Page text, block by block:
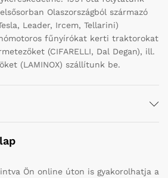
Olaszországból származó
Leader, Ircem, Tellarini)
fűnyírókat kerti traktorokat
(CIFARELLI, Dal Degan), ill.
(LAMINOX) szállítunk be.
Ön online úton is gyakorolhatja a